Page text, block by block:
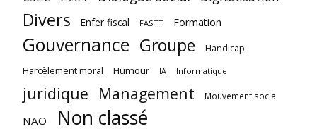
Divers Enfer fiscal FASTT Formation
Gouvernance Groupe Handicap
Harcèlement moral Humour IA Informatique
juridique Management Mouvement social
NAO Non classé